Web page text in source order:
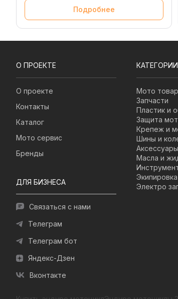
Подробнее
О ПРОЕКТЕ
О проекте
Контакты
Каталог
Мото сервис
Бренды
ДЛЯ БИЗНЕСА
Связаться с нами
Телеграм
Телеграм бот
Яндекс-Дзен
Вконтакте
Мото
Запчасти
Пластик и
Защита
Крепеж и
Шины и
Аксессуары
Масла и
Экипировка
Электро